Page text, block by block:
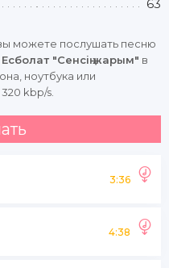
63
можете послушать песню
"Сенсің жарым" в
ноутбука или
kbp/s.
3:36
4:38